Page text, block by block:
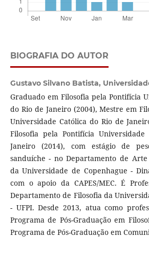
BIOGRAFIA DO AUTOR
Gustavo Silvano Batista,
Graduado em Filosofia pela Pontifícia
do Rio de Janeiro (2004), Mestre em
Universidade Católica do Rio de
Filosofia pela Pontifícia
Janeiro (2014), com estágio de
sanduíche - no Departamento de
da Universidade de Copenhague -
com o apoio da CAPES/MEC. É
Departamento de Filosofia da
- UFPI. Desde 2013, atua como
Programa de Pós-Graduação em
Programa de Pós-Graduação em